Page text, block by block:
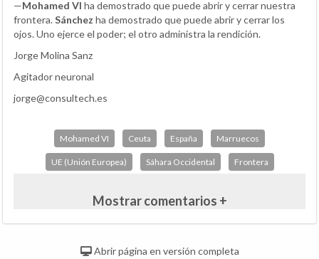
—Mohamed VI ha demostrado que puede abrir y cerrar nuestra
frontera.Sánchez ha demostrado que puede abrir y cerrar los
ojos. Uno ejerce el poder; el otro administra la rendición.
Jorge Molina Sanz
Agitador neuronal
jorge@consultech.es
Mohamed VI Ceuta España Marruecos
UE (Unión Europea) Sáhara Occidental Frontera
Mostrar comentarios +
Abrir página en versión completa